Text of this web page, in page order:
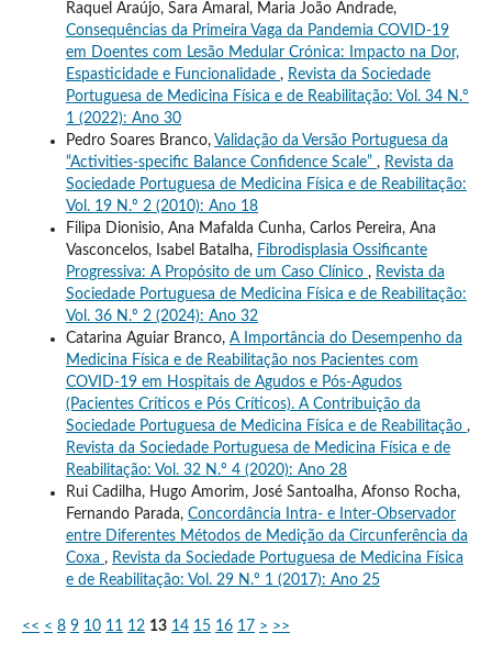
Raquel Araújo, Sara Amaral, Maria João Andrade,
Consequências da Primeira Vaga da Pandemia COVID-19
em Doentes com Lesão Medular Crónica: Impacto na Dor,
Espasticidade e Funcionalidade , Revista da Sociedade
Portuguesa de Medicina Física e de Reabilitação: Vol. 34 N.º
1 (2022): Ano 30
Pedro Soares Branco, Validação da Versão Portuguesa da
“Activities-specific Balance Confidence Scale” , Revista da
Sociedade Portuguesa de Medicina Física e de Reabilitação:
Vol. 19 N.º 2 (2010): Ano 18
Filipa Dionisio, Ana Mafalda Cunha, Carlos Pereira, Ana
Vasconcelos, Isabel Batalha, Fibrodisplasia Ossificante
Progressiva: A Propósito de um Caso Clínico , Revista da
Sociedade Portuguesa de Medicina Física e de Reabilitação:
Vol. 36 N.º 2 (2024): Ano 32
Catarina Aguiar Branco, A Importância do Desempenho da
Medicina Física e de Reabilitação nos Pacientes com
COVID-19 em Hospitais de Agudos e Pós-Agudos
(Pacientes Críticos e Pós Críticos). A Contribuição da
Sociedade Portuguesa de Medicina Física e de Reabilitação ,
Revista da Sociedade Portuguesa de Medicina Física e de
Reabilitação: Vol. 32 N.º 4 (2020): Ano 28
Rui Cadilha, Hugo Amorim, José Santoalha, Afonso Rocha,
Fernando Parada, Concordância Intra- e Inter-Observador
entre Diferentes Métodos de Medição da Circunferência da
Coxa , Revista da Sociedade Portuguesa de Medicina Física
e de Reabilitação: Vol. 29 N.º 1 (2017): Ano 25
<< < 8 9 10 11 12 13 14 15 16 17 > >>